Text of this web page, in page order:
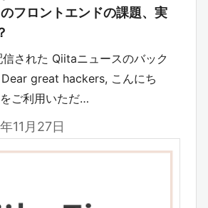
フロントエンドの課題、実
された Qiitaニュースのバック
great hackers, こんにち
ご利用いただ…
11月27日